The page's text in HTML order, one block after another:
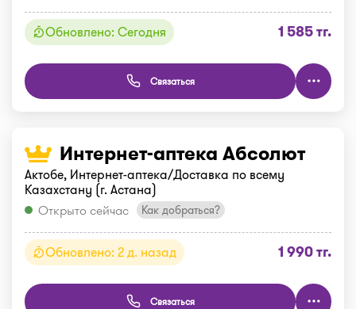
Обновлено: Сегодня 1 585 тг.
Связаться
Интернет-аптека Абсолют
Актобе, Интернет-аптека/Доставка по всему
Казахстану (г. Астана)
Открыто сейчас
Как добраться?
Обновлено: 2 д. назад 1 990 тг.
Связаться